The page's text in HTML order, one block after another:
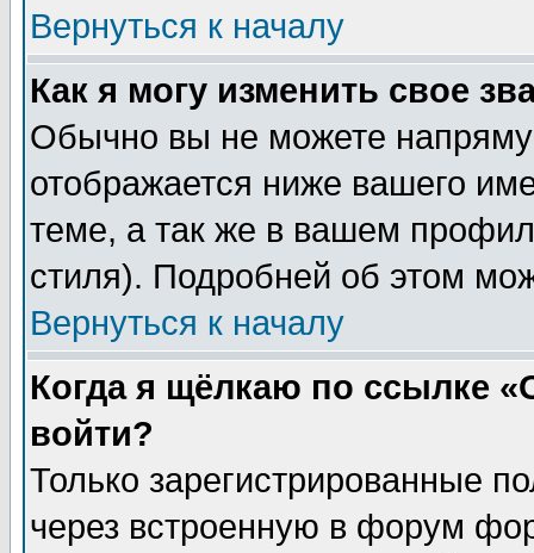
Вернуться к началу
Как я могу изменить свое
Обычно вы не можете
отображается ниже вашего
теме, а так же в вашем
стиля). Подробней об этом
Вернуться к началу
Когда я щёлкаю по ссылке
войти?
Только зарегистрированные
через встроенную в форум